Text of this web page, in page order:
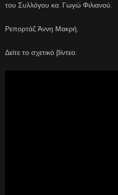
του Συλλόγου κα. Γωγώ Φιλιανού.
Ρεπορτάζ Άννη Μακρή,
Δείτε το σχετικό βίντεο: